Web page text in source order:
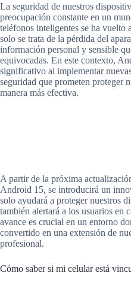
La seguridad de nuestros
preocupación constante en un
teléfonos inteligentes se ha vuelto
solo se trata de la pérdida del
información personal y sensible
equivocadas. En este contexto,
significativo al implementar
seguridad que prometen proteger
manera más efectiva.
A partir de la próxima
Android 15, se introducirá un
solo ayudará a proteger nuestros
también alertará a los usuarios en
avance es crucial en un entorno
convertido en una extensión de
profesional.
Cómo saber si mi celular está